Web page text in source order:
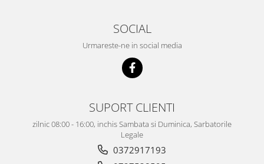
SOCIAL
Urmareste-ne in social media
SUPORT CLIENTI
zilnic 08:00 - 16:00, inchis Sambata si Duminica, Sarbatorile
Legale
0372917193